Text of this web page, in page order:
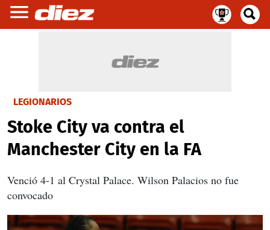
LEGIONARIOS
Stoke City va contra el
Manchester City en la FA
Venció 4-1 al Crystal Palace. Wilson Palacios no fue
convocado